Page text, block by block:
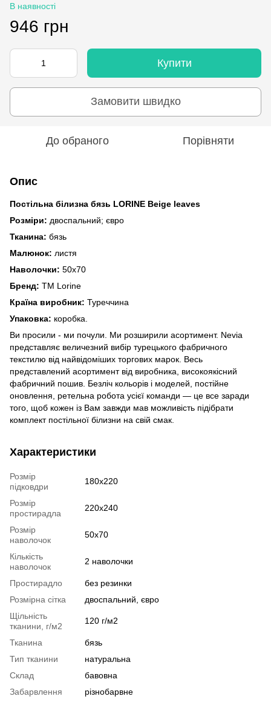
В наявності
946 грн
Купити
Замовити швидко
До обраного Порівняти
Опис
Постільна білизна бязь LORINE Beige leaves
Розміри: двоспальний; євро
Тканина: бязь
Малюнок: листя
Наволочки: 50x70
Бренд: TM Lorine
Країна виробник: Туреччина
Упаковка: коробка.
Ви просили - ми почули. Ми розширили асортимент. Nevia
представляє величезний вибір турецького фабричного
текстилю від найвідоміших торгових марок. Весь
представлений асортимент від виробника, високоякісний
фабричний пошив. Безліч кольорів і моделей, постійне
оновлення, ретельна робота усієї команди — це все заради
того, щоб кожен із Вам завжди мав можливість підібрати
комплект постільної білизни на свій смак.
Характеристики
Розмір
підковдри
180x220
Розмір
простирадла
220x240
Розмір
наволочок
50x70
Кількість
наволочок
2 наволочки
Простирадло
без резинки
Розмірна сітка
двоспальний, євро
Щільність
тканини, г/м2
120 г/м2
Тканина
бязь
Тип тканини
натуральна
Склад
бавовна
Забарвлення
різнобарвне